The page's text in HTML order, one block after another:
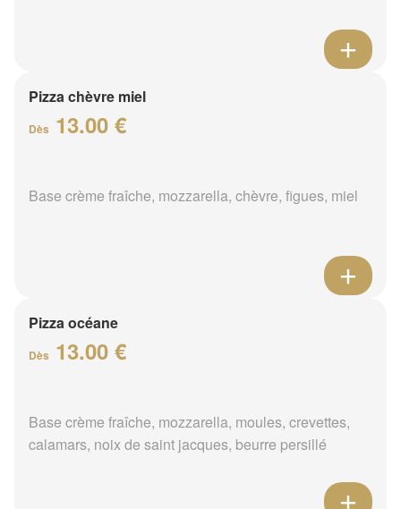
Pizza chèvre miel
Dès 13.00 €
Base crème fraîche, mozzarella, chèvre, figues, miel
Pizza océane
Dès 13.00 €
Base crème fraîche, mozzarella, moules, crevettes,
calamars, noix de saint jacques, beurre persillé